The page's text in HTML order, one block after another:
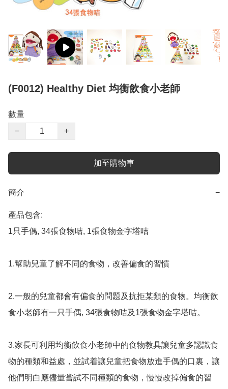
(F0012) Healthy Diet 均衡飲食小老師
數量
−
+
加至購物車
簡介 −
產品包含:
1只手偶, 34張食物咭, 1張食物金字塔咭
1.幫助兒童了解不同的食物，改善偏食的習慣
2.一般的兒童都會有偏食的問題及抗拒某類的食物。均衡飲
食小老師有一只手偶, 34張食物咭及1張食物金字塔咭。
3.家長可利用均衡飲食小老師中的食物教具讓兒童多認識食
物的種類和益處，並試着讓兒童把食物放進手偶的口裏，讓
他們明白應儘量嘗試不同種類的食物，慢慢改掉偏食的習